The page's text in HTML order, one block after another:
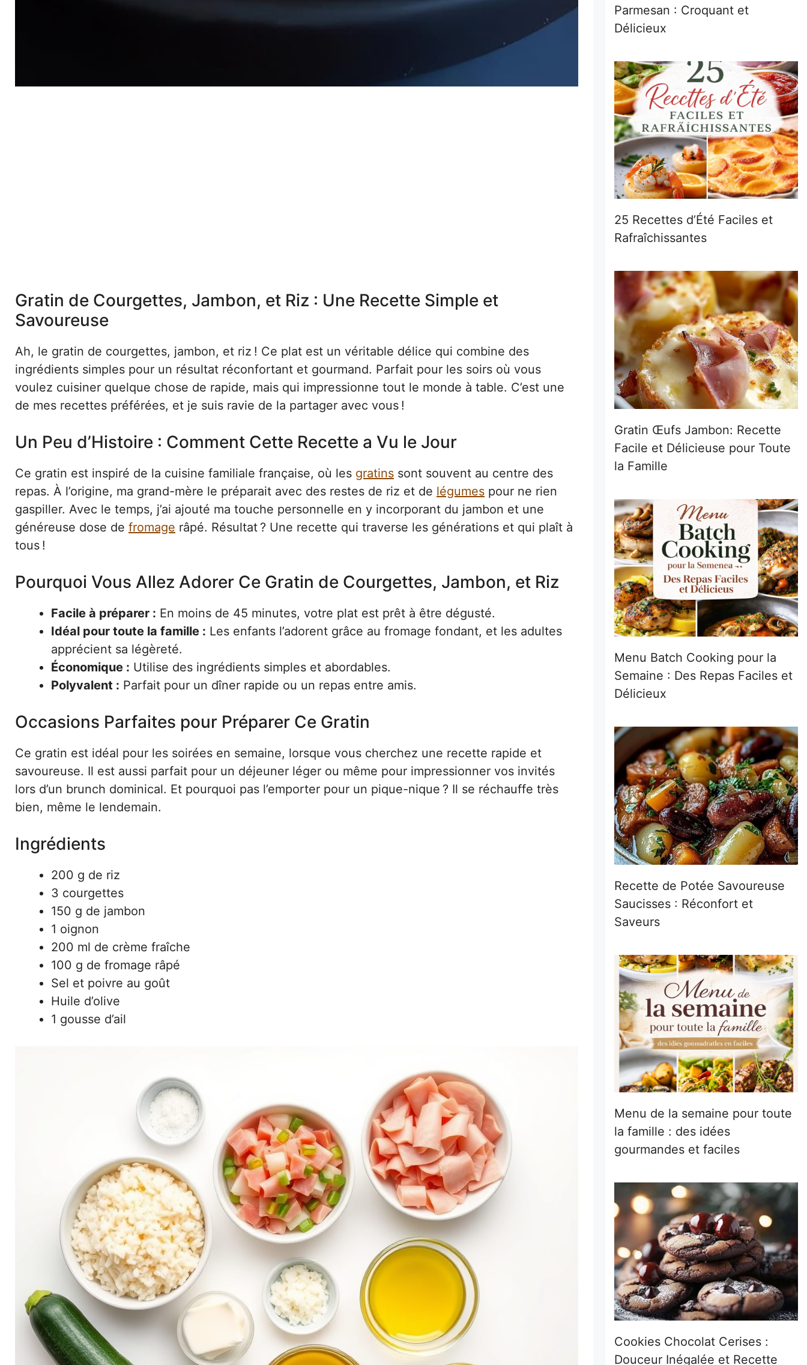
Gratin de Courgettes, Jambon, et Riz : Une Recette Simple et
Savoureuse
Ah, le gratin de courgettes, jambon, et riz ! Ce plat est un véritable délice qui combine des
ingrédients simples pour un résultat réconfortant et gourmand. Parfait pour les soirs où vous
voulez cuisiner quelque chose de rapide, mais qui impressionne tout le monde à table. C’est une
de mes recettes préférées, et je suis ravie de la partager avec vous !
Un Peu d’Histoire : Comment Cette Recette a Vu le Jour
Ce gratin est inspiré de la cuisine familiale française, où les gratins sont souvent au centre des
repas. À l’origine, ma grand-mère le préparait avec des restes de riz et de légumes pour ne rien
gaspiller. Avec le temps, j’ai ajouté ma touche personnelle en y incorporant du jambon et une
généreuse dose de fromage râpé. Résultat ? Une recette qui traverse les générations et qui plaît à
tous !
Pourquoi Vous Allez Adorer Ce Gratin de Courgettes, Jambon, et Riz
Facile à préparer : En moins de 45 minutes, votre plat est prêt à être dégusté.
Idéal pour toute la famille : Les enfants l’adorent grâce au fromage fondant, et les adultes
apprécient sa légèreté.
Économique : Utilise des ingrédients simples et abordables.
Polyvalent : Parfait pour un dîner rapide ou un repas entre amis.
Occasions Parfaites pour Préparer Ce Gratin
Ce gratin est idéal pour les soirées en semaine, lorsque vous cherchez une recette rapide et
savoureuse. Il est aussi parfait pour un déjeuner léger ou même pour impressionner vos invités
lors d’un brunch dominical. Et pourquoi pas l’emporter pour un pique-nique ? Il se réchauffe très
bien, même le lendemain.
Ingrédients
200 g de riz
3 courgettes
150 g de jambon
1 oignon
200 ml de crème fraîche
100 g de fromage râpé
Sel et poivre au goût
Huile d’olive
1 gousse d’ail
Parmesan : Croquant et
Délicieux
25 Recettes d’Été Faciles et
Rafraîchissantes
Gratin Œufs Jambon: Recette
Facile et Délicieuse pour Toute
la Famille
Menu Batch Cooking pour la
Semaine : Des Repas Faciles et
Délicieux
Recette de Potée Savoureuse
Saucisses : Réconfort et
Saveurs
Menu de la semaine pour toute
la famille : des idées
gourmandes et faciles
Cookies Chocolat Cerises :
Douceur Inégalée et Recette